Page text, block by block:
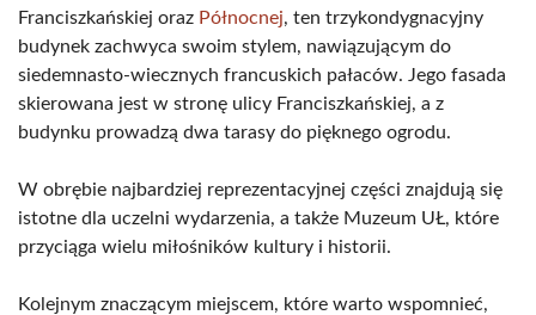
Franciszkańskiej oraz Północnej, ten trzykondygnacyjny
budynek zachwyca swoim stylem, nawiązującym do
siedemnasto-wiecznych francuskich pałaców. Jego fasada
skierowana jest w stronę ulicy Franciszkańskiej, a z
budynku prowadzą dwa tarasy do pięknego ogrodu.
W obrębie najbardziej reprezentacyjnej części znajdują się
istotne dla uczelni wydarzenia, a także Muzeum UŁ, które
przyciąga wielu miłośników kultury i historii.
Kolejnym znaczącym miejscem, które warto wspomnieć,